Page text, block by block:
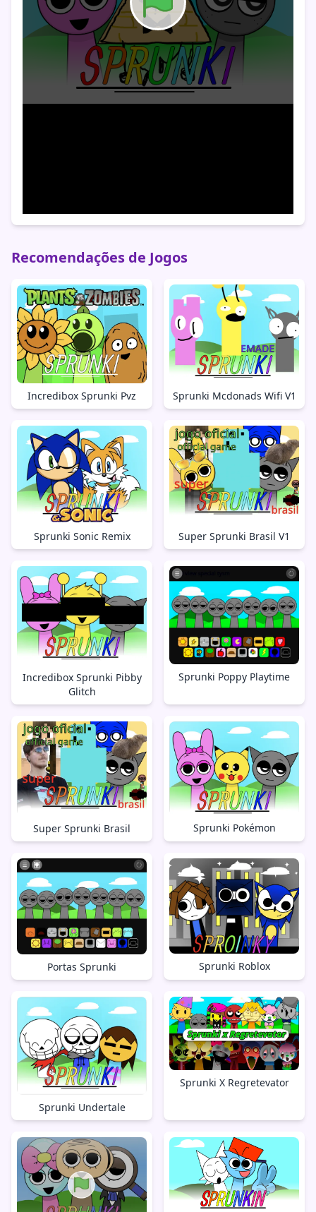
Recomendações de Jogos
Incredibox Sprunki Pvz Sprunki Mcdonads Wifi V1
Sprunki Sonic Remix Super Sprunki Brasil V1
Incredibox Sprunki Pibby
Glitch
Sprunki Poppy Playtime
Super Sprunki Brasil Sprunki Pokémon
Portas Sprunki Sprunki Roblox
Sprunki Undertale
Sprunki X Regretevator